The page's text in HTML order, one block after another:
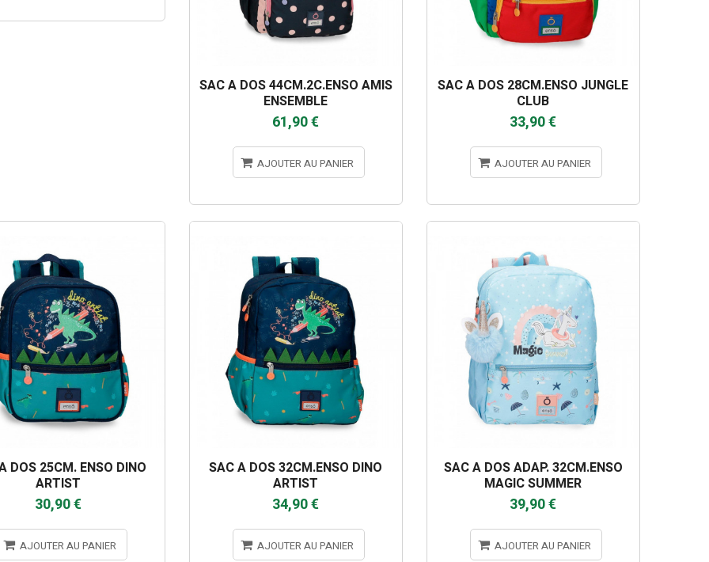
SAC A DOS 44CM.2C.ENSO AMIS
ENSEMBLE
61,90 €
AJOUTER AU PANIER
SAC A DOS 28CM.ENSO JUNGLE
CLUB
33,90 €
AJOUTER AU PANIER
DOS 25CM. ENSO DINO
ARTIST
30,90 €
AJOUTER AU PANIER
SAC A DOS 32CM.ENSO DINO
ARTIST
34,90 €
AJOUTER AU PANIER
SAC A DOS ADAP. 32CM.ENSO
MAGIC SUMMER
39,90 €
AJOUTER AU PANIER